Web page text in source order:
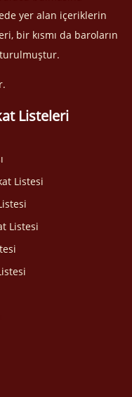
yer alan içeriklerin
bir kısmı da baroların
Listeleri
Listesi
Listesi